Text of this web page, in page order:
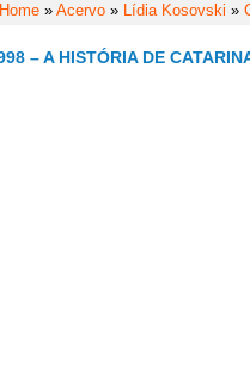
Home » Acervo » Lídia Kosovski »
– A HISTÓRIA DE